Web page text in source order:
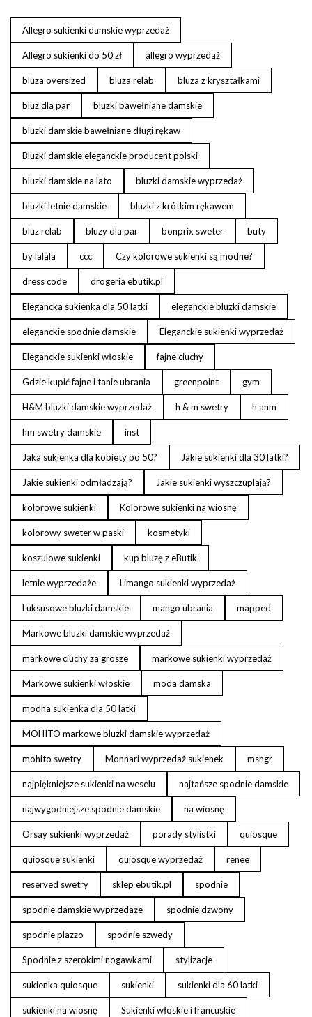
Allegro sukienki damskie wyprzedaż
Allegro sukienki do 50 zł allegro wyprzedaż
bluza oversized bluza relab bluza z kryształkami
bluz dla par bluzki bawełniane damskie
bluzki damskie bawełniane długi rękaw
Bluzki damskie eleganckie producent polski
bluzki damskie na lato bluzki damskie wyprzedaż
bluzki letnie damskie bluzki z krótkim rękawem
bluz relab bluzy dla par bonprix sweter buty
by lalala ccc Czy kolorowe sukienki są modne?
dress code drogeria ebutik.pl
Elegancka sukienka dla 50 latki eleganckie bluzki damskie
eleganckie spodnie damskie Eleganckie sukienki wyprzedaż
Eleganckie sukienki włoskie fajne ciuchy
Gdzie kupić fajne i tanie ubrania greenpoint gym
H&M bluzki damskie wyprzedaż h & m swetry h anm
hm swetry damskie inst
Jaka sukienka dla kobiety po 50? Jakie sukienki dla 30 latki?
Jakie sukienki odmładzają? Jakie sukienki wyszczuplają?
kolorowe sukienki Kolorowe sukienki na wiosnę
kolorowy sweter w paski kosmetyki
koszulowe sukienki kup bluzę z eButik
letnie wyprzedaże Limango sukienki wyprzedaż
Luksusowe bluzki damskie mango ubrania mapped
Markowe bluzki damskie wyprzedaż
markowe ciuchy za grosze markowe sukienki wyprzedaż
Markowe sukienki włoskie moda damska
modna sukienka dla 50 latki
MOHITO markowe bluzki damskie wyprzedaż
mohito swetry Monnari wyprzedaż sukienek msngr
najpiękniejsze sukienki na weselu najtańsze spodnie damskie
najwygodniejsze spodnie damskie na wiosnę
Orsay sukienki wyprzedaż porady stylistki quiosque
quiosque sukienki quiosque wyprzedaż renee
reserved swetry sklep ebutik.pl spodnie
spodnie damskie wyprzedaże spodnie dzwony
spodnie plazzo spodnie szwedy
Spodnie z szerokimi nogawkami stylizacje
sukienka quiosque sukienki sukienki dla 60 latki
sukienki na wiosnę Sukienki włoskie i francuskie